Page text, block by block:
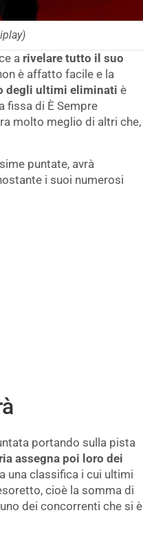
a rivelare tutto il suo
è affatto facile e la
degli ultimi eliminati è
fissa di È Sempre
molto meglio di altri che,
puntate, avrà
i suoi numerosi
portando sulla pista
assegna poi loro dei
una classifica i cui ultimi
cioè la somma di
dei concorrenti che si è